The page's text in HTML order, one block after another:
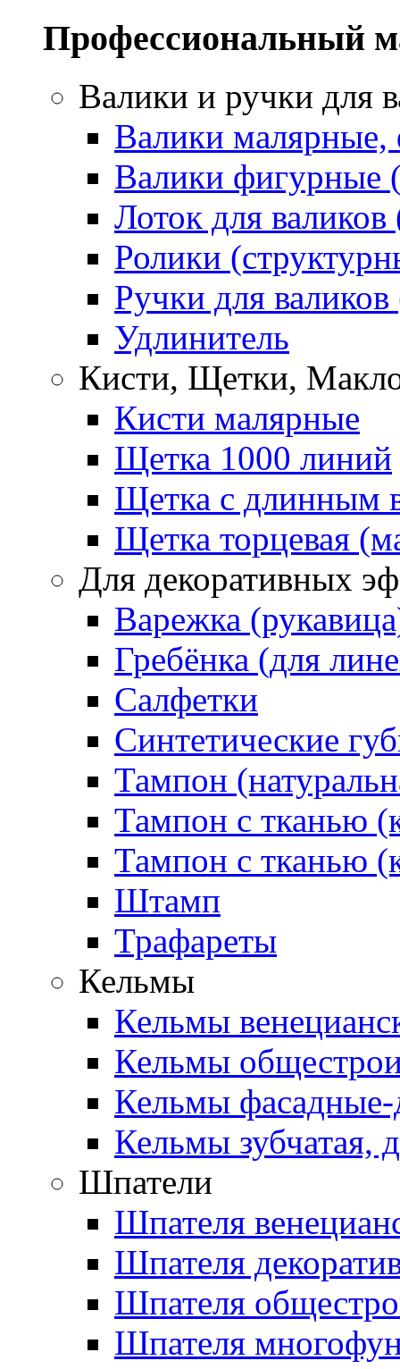
Профессиональный
Валики и ручки для
Валики малярные,
Валики фигурные
Лоток для
Ролики
Ручки для
Удлинитель
Кисти, Щетки,
Кисти малярные
Щетка 1000 линий
Щетка с длинным
Щетка торцевая
Для декоративных
Варежка
Гребёнка (для
Салфетки
Синтетические
Тампон
Тампон с тканью
Тампон с тканью
Штамп
Трафареты
Кельмы
Кельмы
Кельмы
Кельмы
Кельмы зубчатая,
Шпатели
Шпателя
Шпателя
Шпателя
Шпателя